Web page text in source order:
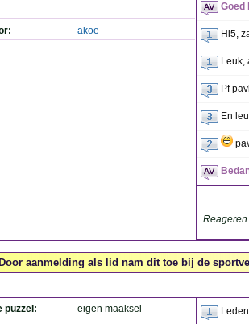
akoe
Goed
Hi5,
Leuk,
Pf
En
Reageren
aanmelding als lid nam dit toe bij de
puzzel:
eigen maaksel